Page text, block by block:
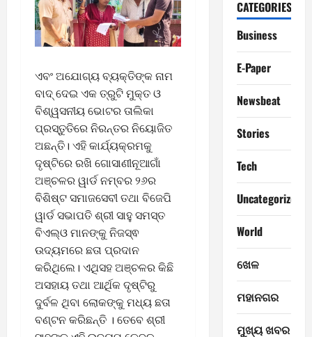
ଏବଂ ଅଯୋଗ୍ୟ ବ୍ୟକ୍ତିଙ୍କ ନାମ
ବାଦ୍ ଦେଇ ଏକ ତ୍ରୁଟି ମୁକ୍ତ ଓ
ବିଶ୍ୱସନୀୟ ଭୋଟର ତାଲିକା
ପ୍ରସ୍ତୁତିରେ ନିରନ୍ତର ନିୟୋଜିତ
ଅଛନ୍ତି। ଏହି କାର୍ଯ୍ୟକ୍ରମକୁ
ଦୃଷ୍ଟିରେ ରଖି ଗୋସାଣୀନୂଆଗାଁ
ଅଞ୍ଚଳର ୱାର୍ଡ ନମ୍ବର ୨୬ର
ବିଶିଷ୍ଟ ସମାଜସେବୀ ତଥା ବିଜେପି
ୱାର୍ଡ ସଭାପତି ଶ୍ରୀ ସାହୁ ସମସ୍ତ
ବିଏଲ୍‌ଓ ମାନଙ୍କୁ ନିଜସ୍ଵ
ଉଦ୍ୟମରେ ଛତା ପ୍ରଦାନ
କରିଥିଲେ। ଏଥିସହ ଅଞ୍ଚଳର କିଛି
ଅସହାୟ ତଥା ଆର୍ଥିକ ଦୃଷ୍ଟିରୁ
ଦୁର୍ବଳ ଥିବା ଲୋକଙ୍କୁ ମଧ୍ୟ ଛତା
ବଣ୍ଟନ କରିଛନ୍ତି । ତେବେ ଶ୍ରୀ
CATEGORIES
Business
E-Paper
Newsbeat
Stories
Tech
Uncategorized
World
ଖେଳ
ମହାନଗର
ମୁଖ୍ୟ ଖବର